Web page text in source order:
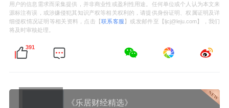
但是看平面图， 阳台均为结构外建筑，且有一
据业内人士透露，
意引入头部房企合作开发，这或许是项目进度
用户的信息需求而采集提供，并非商业性或盈利性用途。任何单位或个人认为本文来
源标注有误，或涉嫌侵犯其知识产权等相关权利的，请提供身份证明、权属证明及详
细侵权情况证明等相关资料，点击【联系客服 】或发邮件至【ljcj@leju.com】，我们
将及时审核处理。
391
《乐居财经精选》